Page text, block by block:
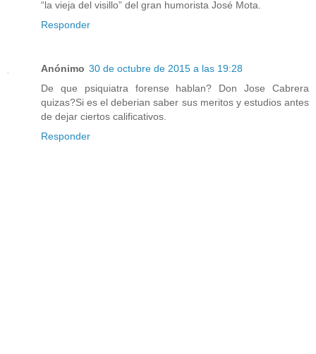
“la vieja del visillo” del gran humorista José Mota.
Responder
Anónimo 30 de octubre de 2015 a las 19:28
De que psiquiatra forense hablan? Don Jose Cabrera
quizas?Si es el deberian saber sus meritos y estudios antes
de dejar ciertos calificativos.
Responder